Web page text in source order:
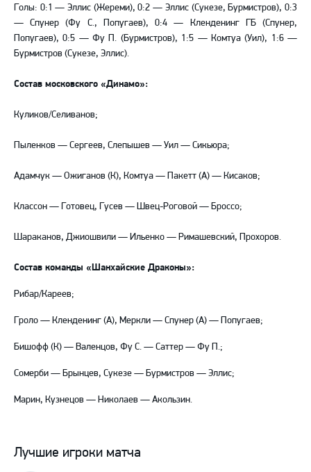
Голы: 0:1 — Эллис (Жереми), 0:2 — Эллис (Сукезе, Бурмистров), 0:3
— Спунер (Фу С., Попугаев), 0:4 — Кленденинг ГБ (Спунер,
Попугаев), 0:5 — Фу П. (Бурмистров), 1:5 — Комтуа (Уил), 1:6 —
Бурмистров (Сукезе, Эллис).
Состав московского «Динамо»:
Куликов/Селиванов;
Пыленков — Сергеев, Слепышев — Уил — Сикьюра;
Адамчук — Ожиганов (К), Комтуа — Пакетт (А) — Кисаков;
Классон — Готовец, Гусев — Швец-Роговой — Броссо;
Шараканов, Джиошвили — Ильенко — Римашевский, Прохоров.
Состав команды «Шанхайские Драконы»:
Рибар/Кареев;
Гроло — Кленденинг (А), Меркли — Спунер (А) — Попугаев;
Бишофф (К) — Валенцов, Фу С. — Саттер — Фу П.;
Сомерби — Брынцев, Сукезе — Бурмистров — Эллис;
Марин, Кузнецов — Николаев — Акользин.
Лучшие игроки матча